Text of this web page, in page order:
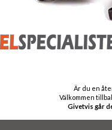
Är du en
Välkommen
Givetvis går